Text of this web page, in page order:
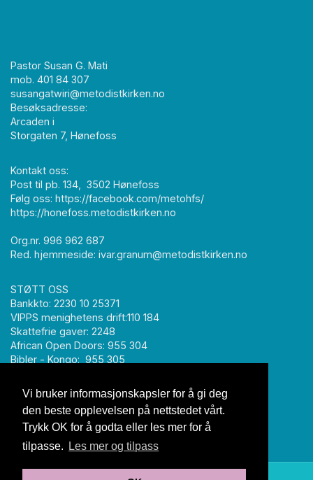
Vi bruker informasjonskapsler for å gi deg
den beste opplevelsen på nettstedet vårt.
Trykk OK for å godta eller les mer for å
tilpasse.
Les mer og tilpass
Pastor Susan G. Mati
mob. 401 84 307
susangatwiri@metodistkirken.no
Besøksadresse:
Arcaden i
Storgaten 7, Hønefoss
Kontakt oss:
Post til pb. 134, 3502 Hønefoss
Følg oss: https://facebook.com/metohfs/
https://honefoss.metodistkirken.no
Org.nr. 996 962 687
Red. hjemmeside: ivar.granum@metodistkirken.no
STØTT OSS
Bankkto: 2230 10 25371
VIPPS menighetens drift:110 184
Skattefrie gaver: 2248
African Open Doors: 955 304
Bibler - Kongo: 955 305